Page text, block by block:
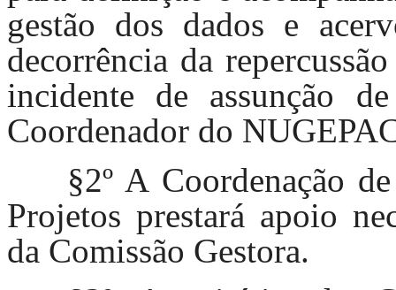
gestão dos dados e
decorrência da
incidente de assunção
Coordenador do
§2º A Coordenação
Projetos prestará apoio
da Comissão Gestora.